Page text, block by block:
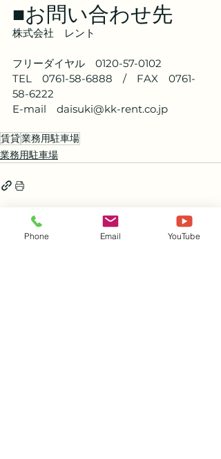
■お問い合わせ先
株式会社　レント
フリーダイヤル　0120-57-0102
TEL　0761-58-6888　/　FAX　0761-
58-6222
E-mail　daisuki@kk-rent.co.jp
賃貸業務用駐車場
業務用駐車場
関連記事 すべて表示
Phone Email YouTube